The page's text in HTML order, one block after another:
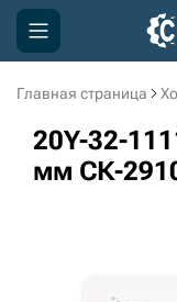
Главная страница
20Y-32-
мм СК-
Компания
Акции